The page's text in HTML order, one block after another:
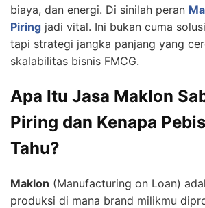
biaya, dan energi. Di sinilah peran
Piring jadi vital. Ini bukan cuma
tapi strategi jangka panjang yang
skalabilitas bisnis FMCG.
Apa Itu Jasa Maklon
Piring dan Kenapa
Tahu?
Maklon (Manufacturing on Loan)
produksi di mana brand milikmu